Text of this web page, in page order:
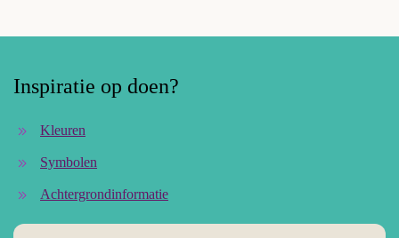
Inspiratie op doen?
Kleuren
Symbolen
Achtergrondinformatie